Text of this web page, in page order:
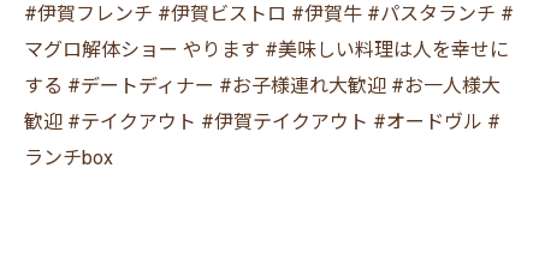
#伊賀フレンチ #伊賀ビストロ #伊賀牛 #パスタランチ #
マグロ解体ショー やります #美味しい料理は人を幸せに
する #デートディナー #お子様連れ大歓迎 #お一人様大
歓迎 #テイクアウト #伊賀テイクアウト #オードヴル #
ランチbox